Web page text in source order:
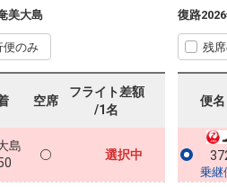
美大島
便のみ
空席
フライト差額
/1名
島
選択中
復路
残
便名
乗継